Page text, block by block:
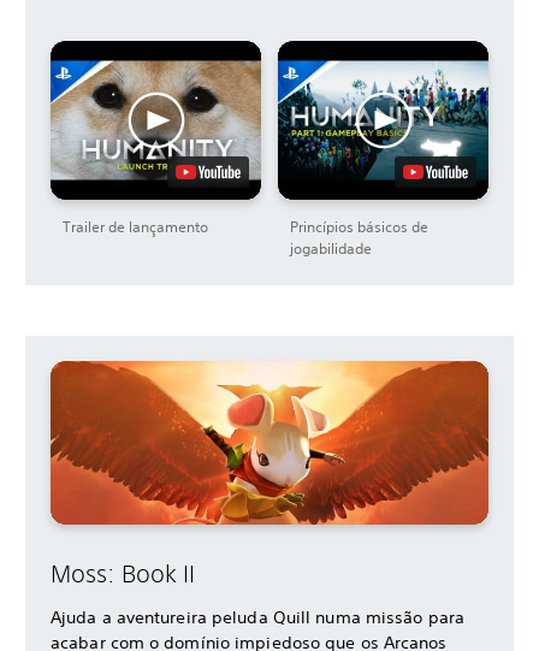
Trailer de lançamento
Princípios básicos de
jogabilidade
Moss: Book II
Ajuda a aventureira peluda Quill numa missão para
acabar com o domínio impiedoso que os Arcanos